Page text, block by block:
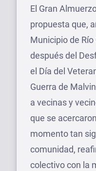
El Gran
propuesta que,
Municipio de
después del
el Día del
Guerra de
a vecinas y
que se
momento tan
comunidad,
colectivo con la